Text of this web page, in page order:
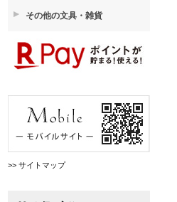
その他の文具・雑貨
>> サイトマップ